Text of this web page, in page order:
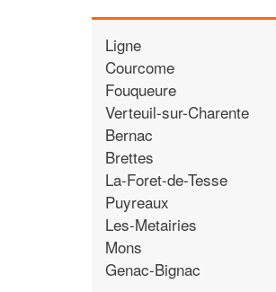
Ligne
Courcome
Fouqueure
Verteuil-sur-Charente
Bernac
Brettes
La-Foret-de-Tesse
Puyreaux
Les-Metairies
Mons
Genac-Bignac